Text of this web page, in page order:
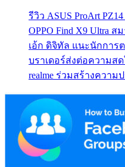
รีวิว ASUS ProArt
OPPO Find X9 Ultra
เอ้ก ดิจิทัล แนะนักการต
บราเดอร์ส่งต่อความส
realme ร่วมสร้างความ